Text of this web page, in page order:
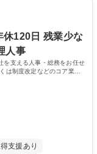
へ貢献
ループの広報機能を担
上げたホスピタリティ
業務を行っておりま
休120日 残業少な
人事
を支える人事・総務をお任せ
は制度改定などのコア業務
支援あり